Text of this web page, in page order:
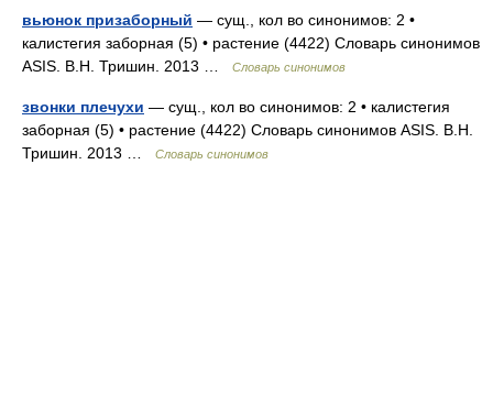
вьюнок призаборный — сущ., кол во синонимов: 2 •
калистегия заборная (5) • растение (4422) Словарь синонимов
ASIS. В.Н. Тришин. 2013 …
Словарь синонимов
звонки плечухи — сущ., кол во синонимов: 2 • калистегия
заборная (5) • растение (4422) Словарь синонимов ASIS. В.Н.
Тришин. 2013 …
Словарь синонимов